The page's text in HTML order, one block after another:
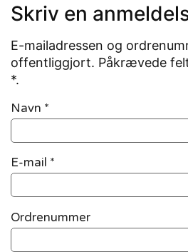
Skriv en
E-mailadressen og
offentliggjort. Påkrævede
*.
Navn *
E-mail *
Ordrenummer